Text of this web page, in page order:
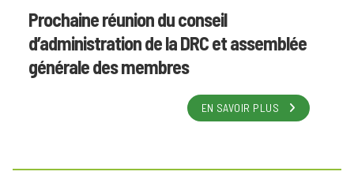
Prochaine réunion du conseil
d’administration de la DRC et assemblée
générale des membres
EN SAVOIR PLUS